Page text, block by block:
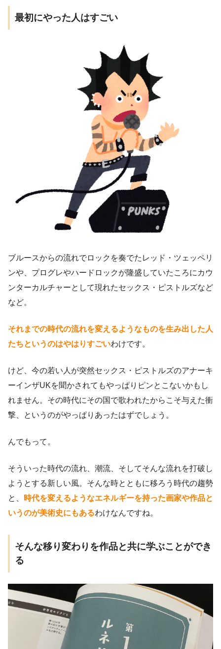
最初にやった人はすごい
ブルースからの流れでロックを奏でたレッド・ツェッペリ
ンや、プログレやハードロックが隆盛していたころにカウ
ンターカルチャーとして現れたセックス・ピストルズなど
など。
それまでの時代の流れを変えるようなものを生み出した人
たちというのはやはりすごいわけです。
けど、今の若い人が突然セックス・ピストルズのアナーキ
ーインザUKを聞かされてもやっぱりピンとこないかもし
れません。その時代にその国で歌われたからこそ与えた衝
撃、というのがやっぱりあったはずでしょう。
んでもって。
そういった時代の流れ、潮流、そしてそんな流れを打破し
ようとする新しい風。そんな時とともに移ろう時代の趨勢
と、 時代を変えるようなエネルギーを持った画家や作品と
いうのが美術史にもあるわけなんですね。
そんな移り変わりを作品と共に学ぶことができ
る